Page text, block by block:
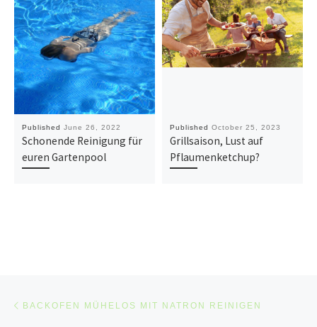
PublishedJune 26, 2022
Schonende Reinigung für
euren Gartenpool
PublishedOctober 25, 2023
Grillsaison, Lust auf
Pflaumenketchup?
BACKOFEN MÜHELOS MIT NATRON REINIGEN